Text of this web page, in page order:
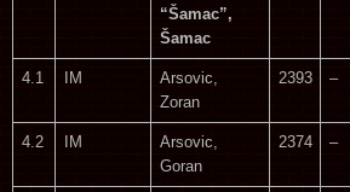
“Šamac”,
Šamac
4.1 IM
Arsovic,
Zoran
2393 –
4.2 IM
Arsovic,
Goran
2374 –